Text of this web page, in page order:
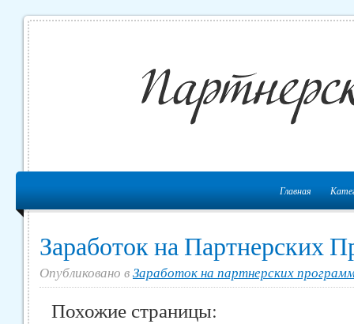
Главная
Заработок на Партнерских
Опубликовано вЗаработок на партнерских
Похожие страницы: